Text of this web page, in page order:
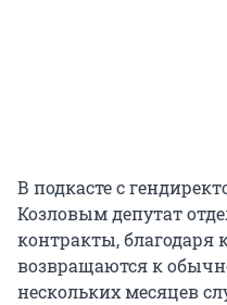
В подкасте с
Козловым депутат
контракты,
возвращаются к
нескольких месяцев